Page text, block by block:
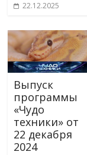
22.12.2025
Выпуск
программы
«Чудо
техники» от
22 декабря
2024